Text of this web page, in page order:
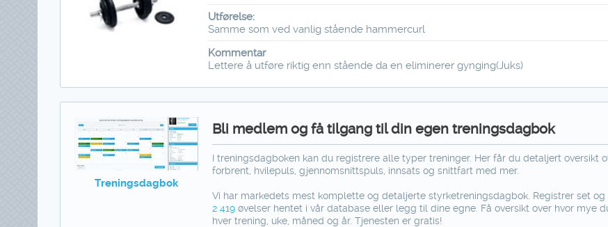
Utførelse:
Samme som ved vanlig stående hammercurl
Kommentar
Lettere å utføre riktig enn stående da en eliminerer gynging(Juks)
Treningsdagbok
Bli medlem og få tilgang til din egen treningsdagbok
I treningsdagboken kan du registrere alle typer treninger. Her får du detaljert oversikt
forbrent, hvilepuls, gjennomsnittspuls, innsats og snittfart med mer.
Vi har markedets mest komplette og detaljerte styrketreningsdagbok. Registrer set og
2 419øvelser hentet i vår database eller legg til dine egne. Få oversikt over hvor mye
hver trening, uke, måned og år. Tjenesten er gratis!